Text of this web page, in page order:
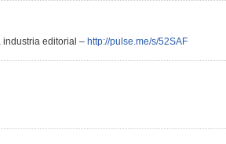
industria editorial – http://pulse.me/s/52SAF